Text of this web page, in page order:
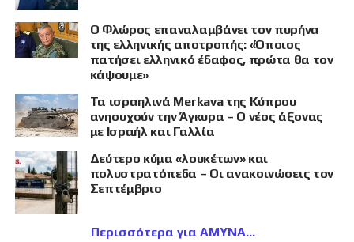
Ο Φλώρος επαναλαμβάνει τον πυρήνα
της ελληνικής αποτροπής: «Όποιος
πατήσει ελληνικό έδαφος, πρώτα θα τον
κάψουμε»
Τα ισραηλινά Merkava της Κύπρου
ανησυχούν την Άγκυρα – Ο νέος άξονας
με Ισραήλ και Γαλλία
Δεύτερο κύμα «λουκέτων» και
πολυστρατόπεδα – Οι ανακοινώσεις τον
Σεπτέμβριο
Περισσότερα για ΑΜΥΝΑ